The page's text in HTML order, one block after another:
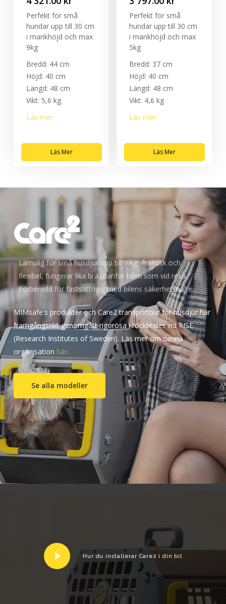
Perfekt för små
hundar upp till 30 cm
i mankhöjd och max
9kg
Bredd: 44 cm
Höjd: 40 cm
Längd: 48 cm
Vikt: 5,6 kg
Läs mer
Läs Mer
Perfekt för små
hundar upp till 30 cm
i mankhöjd och max
5kg
Bredd: 37 cm
Höjd: 40 cm
Längd: 48 cm
Vikt: 4,6 kg
Läs mer
Läs Mer
Lämplig för små husdjur upp till 9 kg. Praktisk och
flexibel, fungerar lika bra utanför bilen som vid resa.
Förberedd för fastsättning med bilens säkerhetsbälte.
MIMsafe:s produkter och Care2 transportbur för husdjur har
framgångsrikt genomgått rigorösa krocktester vid RISE
(Research Institutes of Sweden). Läs mer om denna
organisation här.
Se alla modeller
Play
Video
Hur du installerar Care2 i din bil